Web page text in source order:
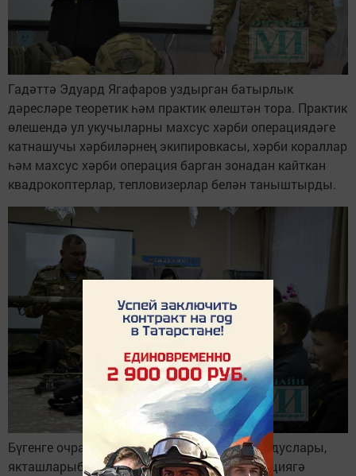
Гадәттә Эдуард Ягафаров уздырган батырлык
дәресләре теоретик һәм практик өлештән тора. Практик
өлешендә ул укучыларны махсус хәрби операциядәге
катнашучы хәрбиләрнең экипировкасы, хәрби кораллар
һәм махсус хәрби операция барган зонадан кайткан
квадрокоптерлар, тепловизерлар белән таныштырды.
Бүгенге очрашуга Эдуард Ягафаров үзенең дуслары,
якташларыбыз булган, махсус хәрби операциягә